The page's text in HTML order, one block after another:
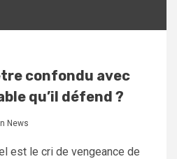
confondu avec
qu’il défend ?
News
est le cri de vengeance de